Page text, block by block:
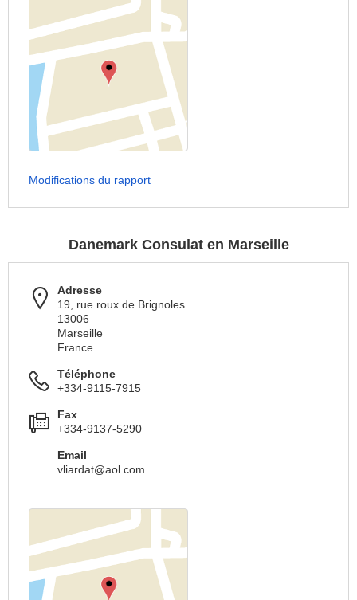
Modifications du rapport
Danemark Consulat en Marseille
Adresse
19, rue roux de Brignoles
13006
Marseille
France
Téléphone
+334-9115-7915
Fax
+334-9137-5290
Email
vliardat@aol.com